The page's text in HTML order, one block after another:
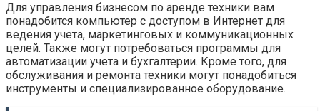
Для управления бизнесом по аренде техники вам
понадобится компьютер с доступом в Интернет для
ведения учета, маркетинговых и коммуникационных
целей. Также могут потребоваться программы для
автоматизации учета и бухгалтерии. Кроме того, для
обслуживания и ремонта техники могут понадобиться
инструменты и специализированное оборудование.